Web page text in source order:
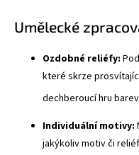
Umělecké
Ozdobné reliéfy:
které skrze
dechberoucí hru
Individuální motivy:
jakýkoliv motiv či